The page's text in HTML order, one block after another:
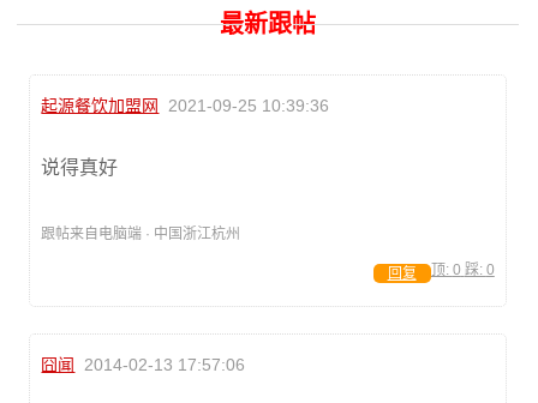
最新跟帖
起源餐饮加盟网 2021-09-25 10:39:36
说得真好
跟帖来自电脑端 · 中国浙江杭州
顶: 0 踩: 0
回复
囧闻 2014-02-13 17:57:06